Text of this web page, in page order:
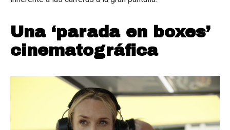
Una ‘parada en boxes’
cinematográfica